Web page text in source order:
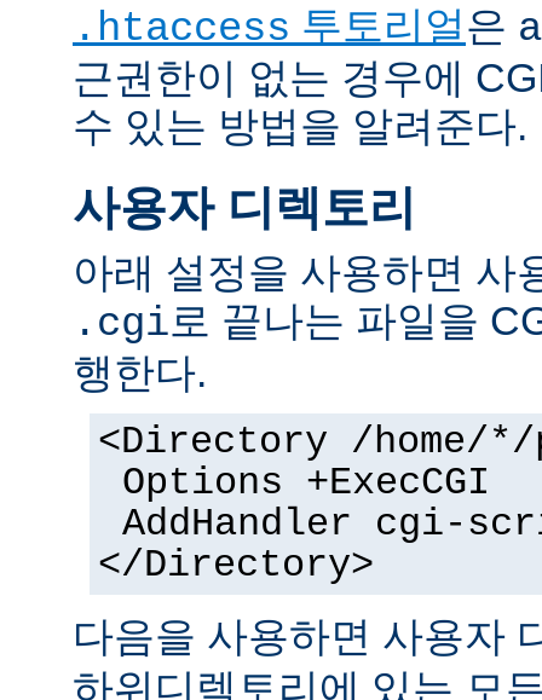
.htaccess 투토리얼은
근권한이 없는 경우에
수 있는 방법을 알려준다.
사용자 디렉토리
아래 설정을 사용하면 사
.cgi로 끝나는 파일을
행한다.
<Directory /home/
Options +ExecCGI
AddHandler cgi-
</Directory>
다음을 사용하면 사용자
하위디렉토리에 있는 모